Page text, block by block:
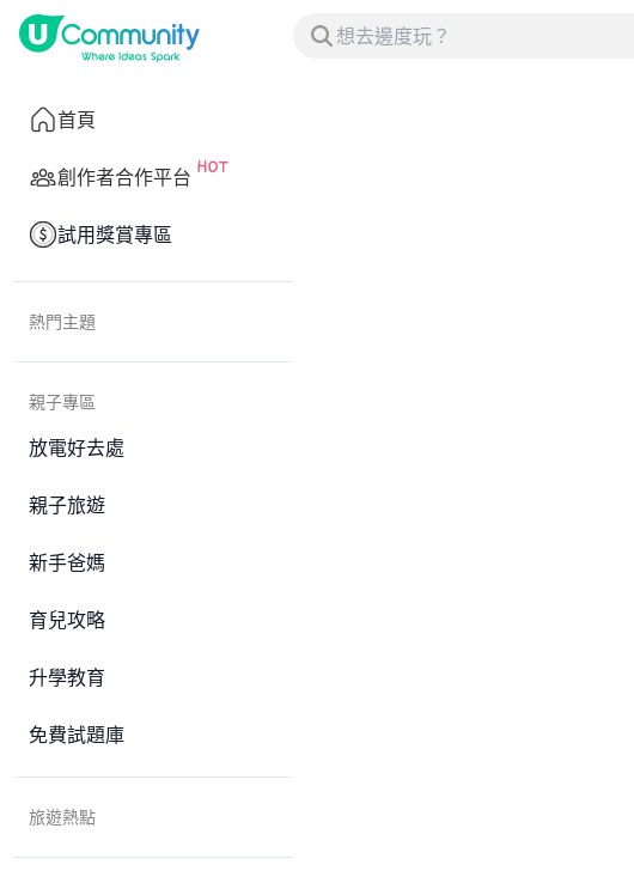
首頁
創作者合作平台
試用獎賞專區
熱門主題
親子專區
放電好去處
親子旅遊
新手爸媽
育兒攻略
升學教育
免費試題庫
旅遊熱點